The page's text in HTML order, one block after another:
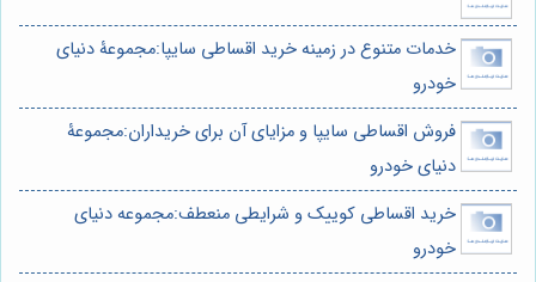
خدمات متنوع در زمینه خرید اقساطی سایپا:مجموعۀ دنیای
خودرو
فروش اقساطی سایپا و مزایای آن برای خریداران:مجموعۀ
دنیای خودرو
خرید اقساطی کوییک و شرایطی منعطف:مجموعه دنیای
خودرو